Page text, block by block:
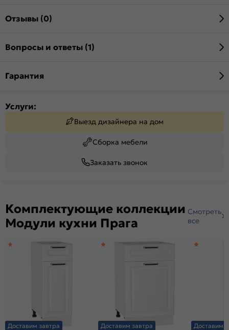
Отзывы (0)
Вопросы и ответы (1)
Гарантия
Услуги:
Выезд дизайнера на дом
Сборка мебели
Заказать звонок
Комплектующие коллекции
Модули кухни Прага
Смотреть
все
Доставим завтра
Доставим завтра
Доставим